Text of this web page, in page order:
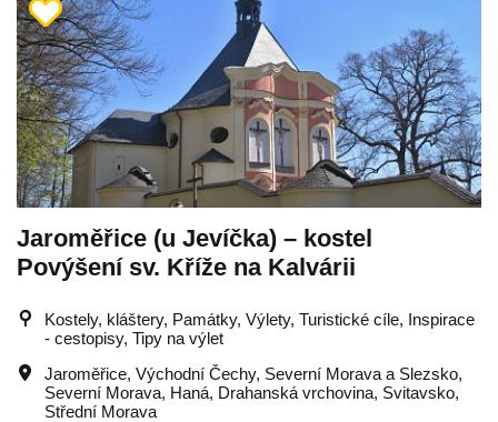
Jaroměřice (u Jevíčka) – kostel
Povýšení sv. Kříže na Kalvárii
Kostely, kláštery, Památky, Výlety, Turistické cíle, Inspirace
- cestopisy, Tipy na výlet
Jaroměřice, Východní Čechy, Severní Morava a Slezsko,
Severní Morava, Haná, Drahanská vrchovina, Svitavsko,
Střední Morava